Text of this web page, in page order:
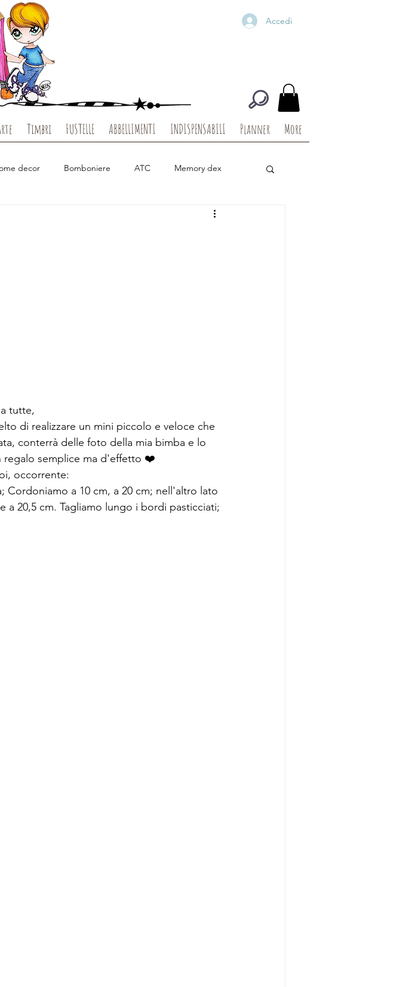
Accedi
Timbri FUSTELLE ABBELLIMENTI INDISPENSABILI Planner More
decor Bomboniere ATC Memory dex
Die Cuts
tutte,
di realizzare un mini piccolo e veloce che
conterrà delle foto della mia bimba e lo
regalo semplice ma d'effetto ❤️
occorrente:
Cordoniamo a 10 cm, a 20 cm; nell'altro lato
a 20,5 cm. Tagliamo lungo i bordi pasticciati;